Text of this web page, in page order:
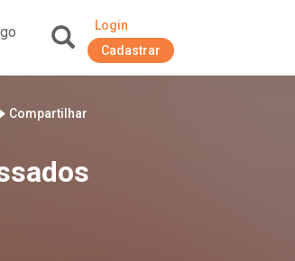
Login
Cadastrar
Compartilhar